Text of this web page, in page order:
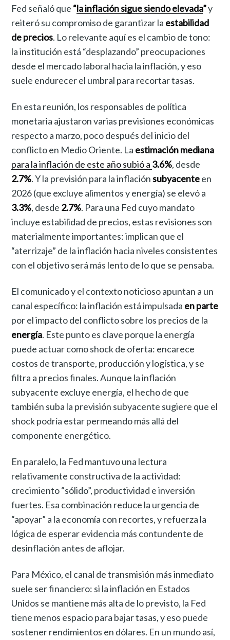
Fed señaló que “la inflación sigue siendo elevada”y
reiteró su compromiso de garantizar la estabilidad
de precios. Lo relevante aquí es el cambio de tono:
la institución está “desplazando” preocupaciones
desde el mercado laboral hacia la inflación, y eso
suele endurecer el umbral para recortar tasas.
En esta reunión, los responsables de política
monetaria ajustaron varias previsiones económicas
respecto a marzo, poco después del inicio del
conflicto en Medio Oriente. La estimación mediana
para la inflación de este año subió a 3.6%, desde
2.7%. Y la previsión para la inflaciónsubyacenteen
2026 (que excluye alimentos y energía) se elevó a
3.3%, desde 2.7%. Para una Fed cuyo mandato
incluye estabilidad de precios, estas revisiones son
materialmente importantes: implican que el
“aterrizaje” de la inflación hacia niveles consistentes
con el objetivo será más lento de lo que se pensaba.
El comunicado y el contexto noticioso apuntan a un
canal específico: la inflación está impulsada en parte
por el impacto del conflicto sobre los precios de la
energía. Este punto es clave porque la energía
puede actuar como shock de oferta: encarece
costos de transporte, producción y logística, y se
filtra a precios finales. Aunque la inflación
subyacente excluye energía, el hecho de que
también suba la previsión subyacente sugiere que el
shock podría estar permeando más allá del
componente energético.
En paralelo, la Fed mantuvo una lectura
relativamente constructiva de la actividad:
crecimiento “sólido”, productividad e inversión
fuertes. Esa combinación reduce la urgencia de
“apoyar” a la economía con recortes, y refuerza la
lógica de esperar evidencia más contundente de
desinflación antes de aflojar.
Para México, el canal de transmisión más inmediato
suele ser financiero: si la inflación en Estados
Unidos se mantiene más alta de lo previsto, la Fed
tiene menos espacio para bajar tasas, y eso puede
sostener rendimientos en dólares. En un mundo así,